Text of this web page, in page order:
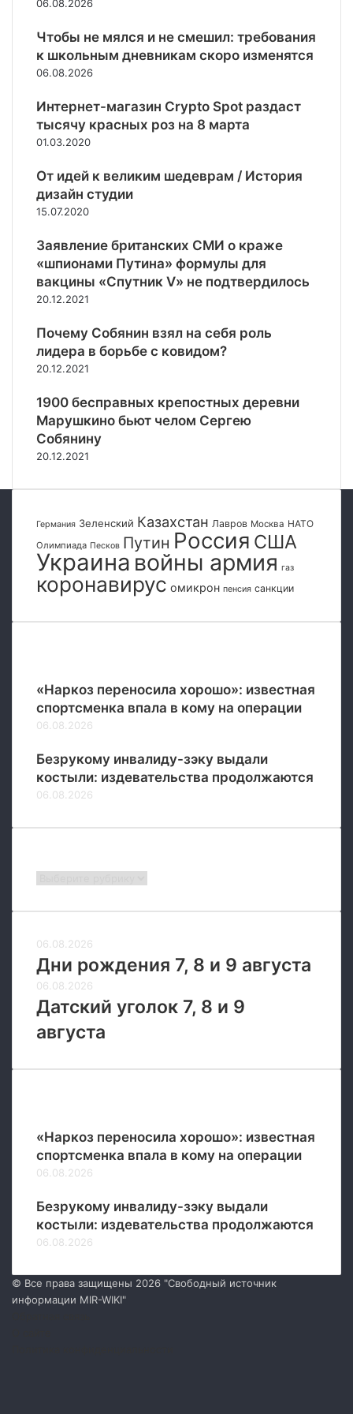
с
т
о
ы
х
г
о
р
ж
а
н
и
е
м
е
в
н
н
н
а
т
у
п
е
н
и
в
Д
о
н
а
с
л
и
К
р
м
г
о
з
у
а
п
а
е
н
и
е
в
а
а
р
е
п
у
б
л
к
Д
н
б
а
с
г
е
й
о
в
д
с
т
а
л
е
н
я
У
к
а
и
а
т
у
а
к
а
н
и
а
а
н
а
с
л
е
н
е
в
ж
е
06.08.2026
Чтобы не мялся и не смешил: требования
к школьным дневникам скоро изменятся
06.08.2026
Интернет-магазин Crypto Spot раздаст
тысячу красных роз на 8 марта
01.03.2020
От идей к великим шедеврам / История
дизайн студии
15.07.2020
Заявление британских СМИ о краже
«шпионами Путина» формулы для
вакцины «Спутник V» не подтвердилось
20.12.2021
Почему Собянин взял на себя роль
лидера в борьбе с ковидом?
20.12.2021
1900 бесправных крепостных деревни
Марушкино бьют челом Сергею
Собянину
20.12.2021
Германия Зеленский Казахстан Лавров Москва НАТО
Олимпиада Песков Путин Россия США
Украина войны армия газ
коронавирус омикрон пенсия санкции
«Наркоз переносила хорошо»: известная
спортсменка впала в кому на операции
06.08.2026
Безрукому инвалиду-зэку выдали
костыли: издевательства продолжаются
06.08.2026
06.08.2026
Дни рождения 7, 8 и 9 августа
06.08.2026
Датский уголок 7, 8 и 9
августа
«Наркоз переносила хорошо»: известная
спортсменка впала в кому на операции
06.08.2026
Безрукому инвалиду-зэку выдали
костыли: издевательства продолжаются
06.08.2026
© Все права защищены 2026 "Свободный источник
информации MIR-WIKI"